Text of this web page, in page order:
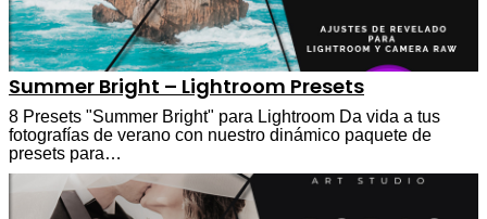
Summer Bright – Lightroom Presets
8 Presets "Summer Bright" para Lightroom Da vida a tus
fotografías de verano con nuestro dinámico paquete de
presets para…